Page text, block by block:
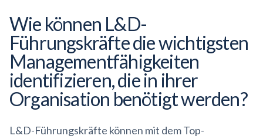
Wie können L&D-
Führungskräfte die wichtigsten
Managementfähigkeiten
identifizieren, die in ihrer
Organisation benötigt werden?
L&D-Führungskräfte können mit dem Top-